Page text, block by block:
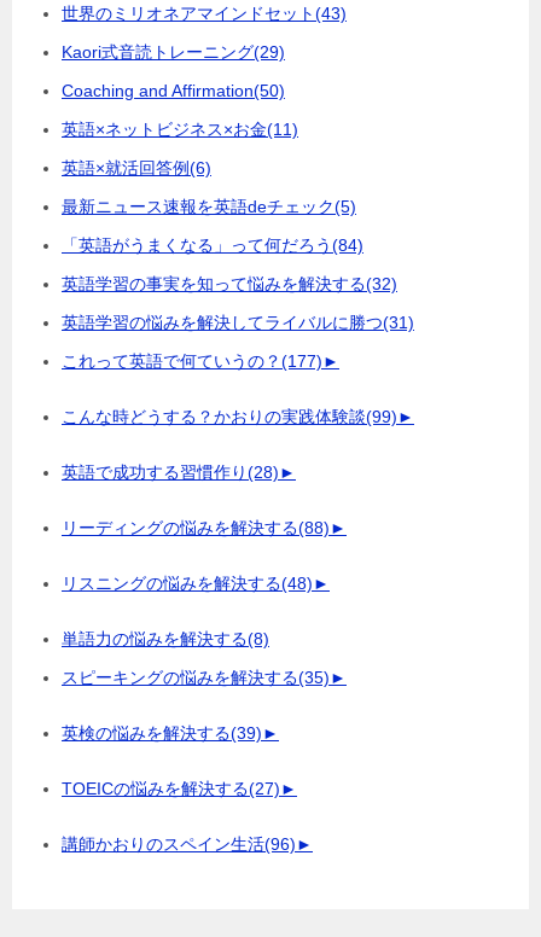
世界のミリオネアマインドセット(43)
Kaori式音読トレーニング(29)
Coaching and Affirmation(50)
英語×ネットビジネス×お金(11)
英語×就活回答例(6)
最新ニュース速報を英語deチェック(5)
「英語がうまくなる」って何だろう(84)
英語学習の事実を知って悩みを解決する(32)
英語学習の悩みを解決してライバルに勝つ(31)
これって英語で何ていうの？(177)►
こんな時どうする？かおりの実践体験談(99)►
英語で成功する習慣作り(28)►
リーディングの悩みを解決する(88)►
リスニングの悩みを解決する(48)►
単語力の悩みを解決する(8)
スピーキングの悩みを解決する(35)►
英検の悩みを解決する(39)►
TOEICの悩みを解決する(27)►
講師かおりのスペイン生活(96)►